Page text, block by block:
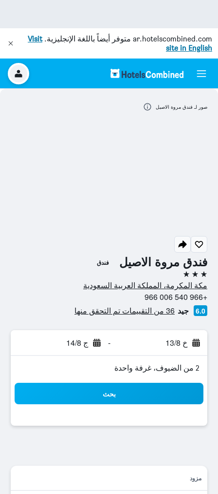
ar.hotelscombined.com متوفر أيضاً باللغة الإنجليزية.Visit
site in English
فندق مروة الاصيل فندق
3 نجوم
مكة المكرمة، المملكة العربية السعودية
+966 540 006 966
6.0 جيد 36 من التقييمات تم التحقق منها
خ 13/8 - ج 14/8
2 من الضيوف، غرفة واحدة
بحث
مزود
صور لـ فندق مروة الاصيل